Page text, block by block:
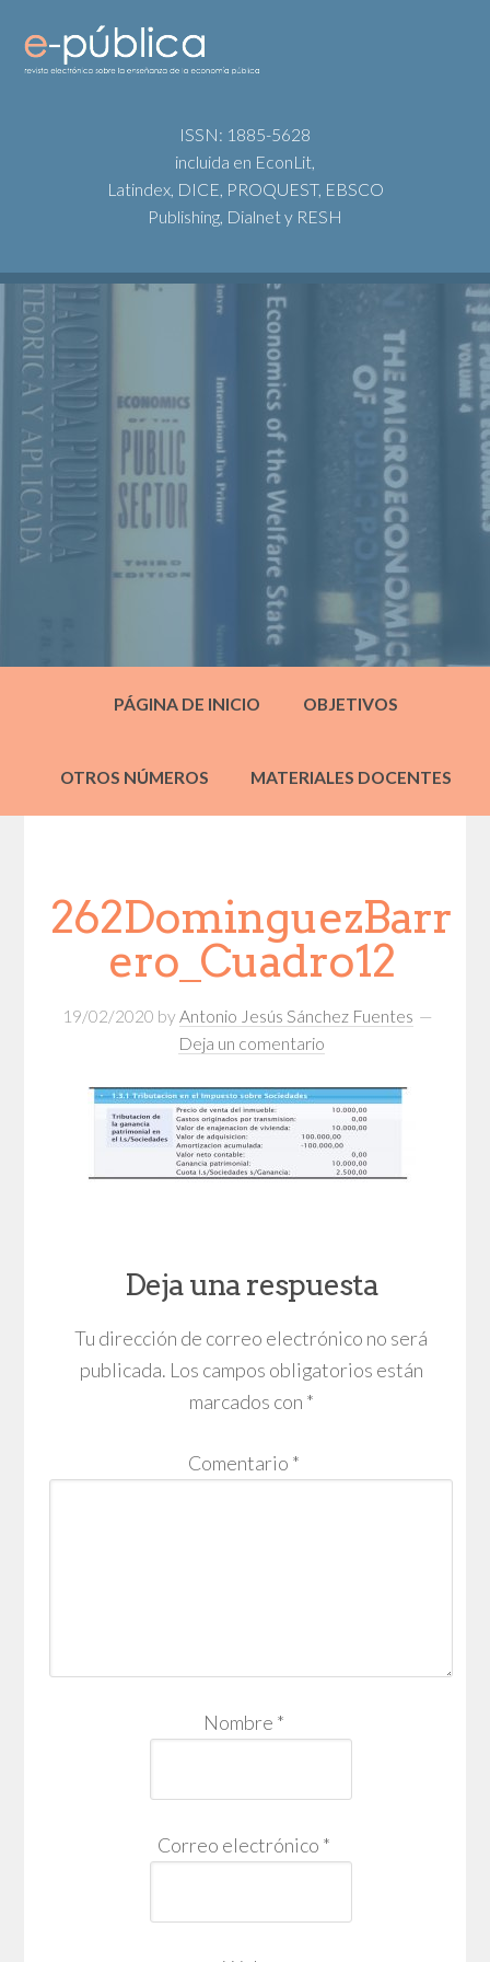
ISSN: 1885-5628
incluida en EconLit,
Latindex, DICE, PROQUEST, EBSCO
Publishing, Dialnet y RESH
PÁGINA DE INICIO OBJETIVOS
OTROS NÚMEROS MATERIALES DOCENTES
262DominguezBarr
ero_Cuadro12
19/02/2020 by Antonio Jesús Sánchez Fuentes
Deja un comentario
Deja una respuesta
Tu dirección de correo electrónico no será
publicada. Los campos obligatorios están
marcados con *
Comentario *
Nombre *
Correo electrónico *